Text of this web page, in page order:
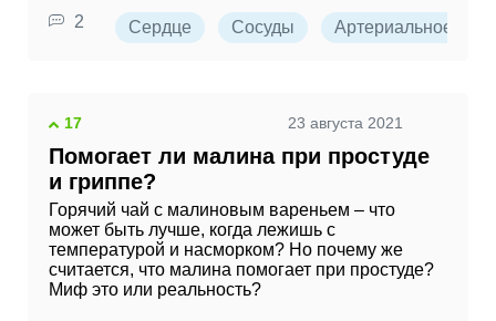
2 Сердце Сосуды Артериальное
17 23 августа 2021
Помогает ли малина при простуде
и гриппе?
Горячий чай с малиновым вареньем – что
может быть лучше, когда лежишь с
температурой и насморком? Но почему же
считается, что малина помогает при простуде?
Миф это или реальность?